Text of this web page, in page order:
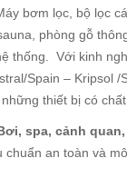
bơm lọc, bộ lọc
phòng gỗ
thống. Với kinh
Spain – Kripsol
thiết bị có
spa, cảnh
an toàn và